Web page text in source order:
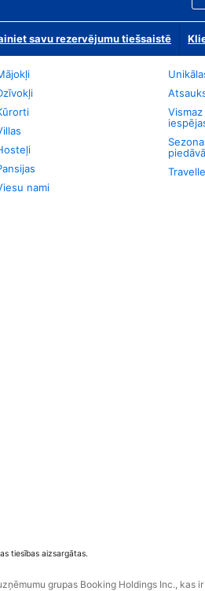
savu rezervējumu tiešsaistē
nami
tiesības aizsargātas.
grupas Booking Holdings Inc.,